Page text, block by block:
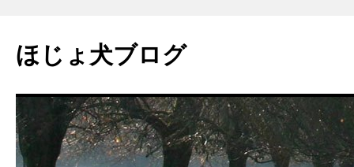
テ
ン
へ
ス
キ
ッ
プ
ほじょ犬ブログ